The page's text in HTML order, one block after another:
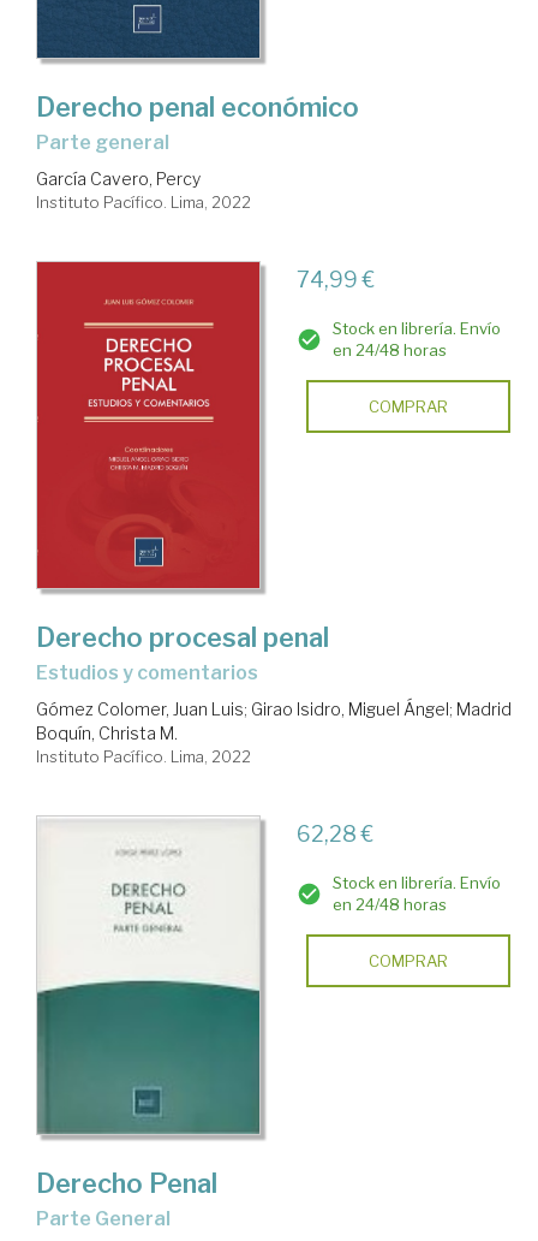
Derecho penal económico
Parte general
García Cavero, Percy
Instituto Pacífico. Lima, 2022
74,99 €
Stock en librería. Envío
en 24/48 horas
COMPRAR
Derecho procesal penal
estudios y comentarios
Gómez Colomer, Juan Luis; Girao Isidro, Miguel Ángel; Madrid
Boquín, Christa M.
Instituto Pacífico. Lima, 2022
62,28 €
Stock en librería. Envío
en 24/48 horas
COMPRAR
Derecho Penal
Parte General